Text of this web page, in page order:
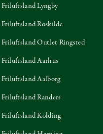
Friluftsland Lyngby
Friluftsland Roskilde
Friluftsland Outlet Ringsted
Friluftsland Aarhus
Friluftsland Aalborg
Friluftsland Randers
Friluftsland Kolding